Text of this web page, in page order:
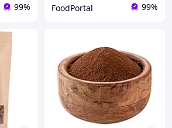
99% FoodPortal 99%